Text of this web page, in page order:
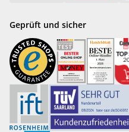
Geprüft und sicher